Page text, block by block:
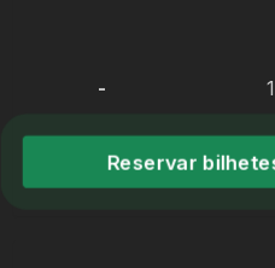
-
Reservar